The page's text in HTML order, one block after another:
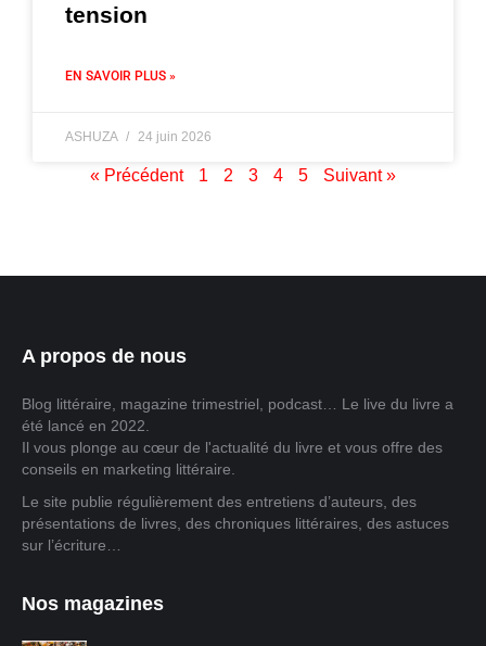
tension
EN SAVOIR PLUS »
ASHUZA 24 juin 2026
« Précédent 1 2 3 4 5 Suivant »
A propos de nous
Blog littéraire, magazine trimestriel, podcast… Le live du livre a
été lancé en 2022.
Il vous plonge au cœur de l'actualité du livre et vous offre des
conseils en marketing littéraire.
Le site publie régulièrement des entretiens d’auteurs, des
présentations de livres, des chroniques littéraires, des astuces
sur l’écriture…
Nos magazines